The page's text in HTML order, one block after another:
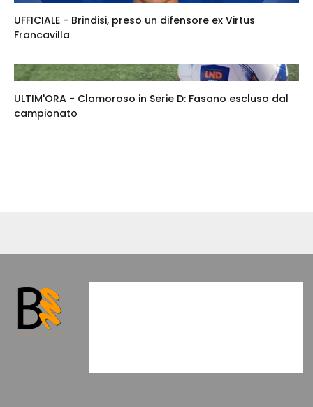
UFFICIALE - Brindisi, preso un difensore ex Virtus
Francavilla
ULTIM'ORA - Clamoroso in Serie D: Fasano escluso dal
campionato